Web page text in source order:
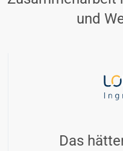
und
Das